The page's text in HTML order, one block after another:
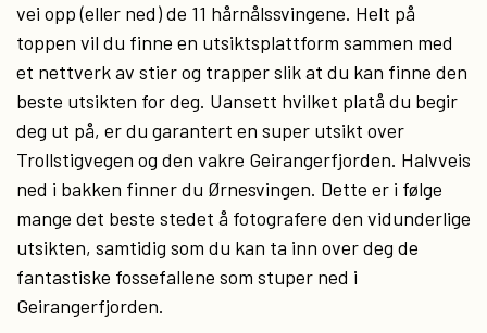
vei opp (eller ned) de 11 hårnålssvingene. Helt på
toppen vil du finne en utsiktsplattform sammen med
et nettverk av stier og trapper slik at du kan finne den
beste utsikten for deg. Uansett hvilket platå du begir
deg ut på, er du garantert en super utsikt over
Trollstigvegen og den vakre Geirangerfjorden. Halvveis
ned i bakken finner du Ørnesvingen. Dette er i følge
mange det beste stedet å fotografere den vidunderlige
utsikten, samtidig som du kan ta inn over deg de
fantastiske fossefallene som stuper ned i
Geirangerfjorden.